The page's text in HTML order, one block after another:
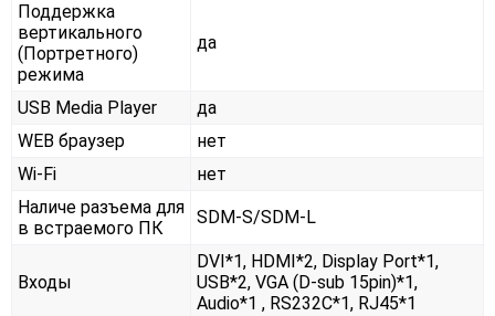
Поддержка
вертикального
(Портретного)
режима
да
USB Media Player
да
WEB браузер
нет
Wi-Fi
нет
Наличе разъема для
в встраемого ПК
SDM-S/SDM-L
Входы
DVI*1, HDMI*2, Display Port*1,
USB*2, VGA (D-sub 15pin)*1,
Audio*1 , RS232С*1, RJ45*1